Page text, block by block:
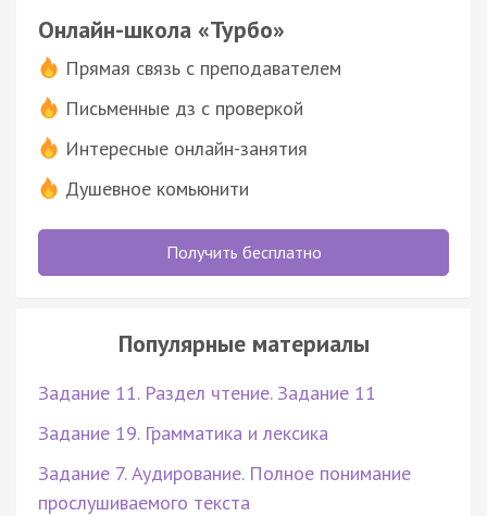
Онлайн-школа «Турбо»
Прямая связь с преподавателем
Письменные дз с проверкой
Интересные онлайн-занятия
Душевное комьюнити
Получить бесплатно
Популярные материалы
Задание 11. Раздел чтение. Задание 11
Задание 19. Грамматика и лексика
Задание 7. Аудирование. Полное понимание
прослушиваемого текста